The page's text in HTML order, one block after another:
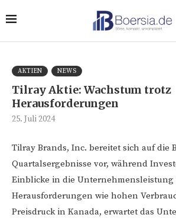
AKTIEN NEWS
Tilray Aktie: Wachstum trotz
Herausforderungen
25. Juli 2024
Tilray Brands, Inc. bereitet sich auf die
Quartalsergebnisse vor, während
Einblicke in die Unternehmensleistung
Herausforderungen wie hohen
Preisdruck in Kanada, erwartet das